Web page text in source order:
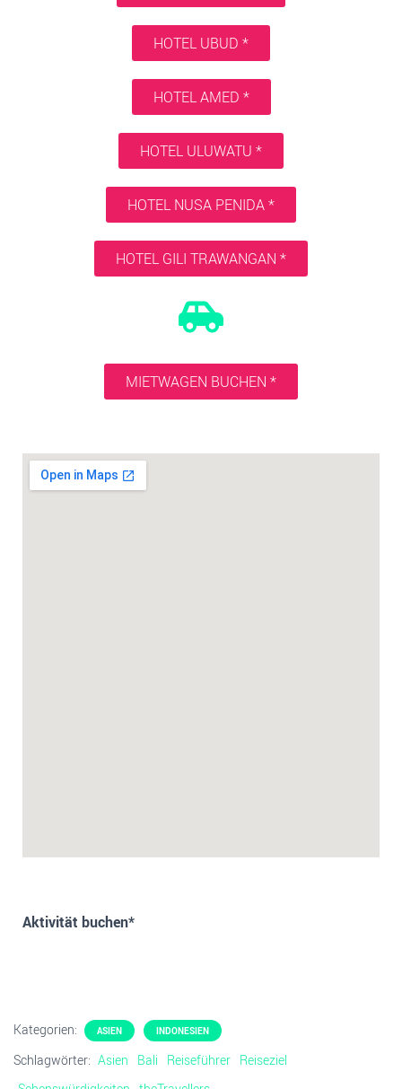
HOTEL UBUD *
HOTEL AMED *
HOTEL ULUWATU *
HOTEL NUSA PENIDA *
HOTEL GILI TRAWANGAN *
MIETWAGEN BUCHEN *
Aktivität buchen*
Kategorien: ASIEN INDONESIEN
Schlagwörter: Asien Bali Reiseführer Reiseziel